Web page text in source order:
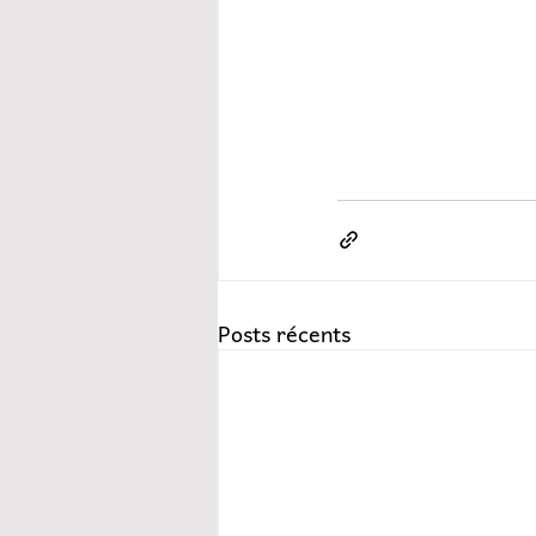
Posts récents